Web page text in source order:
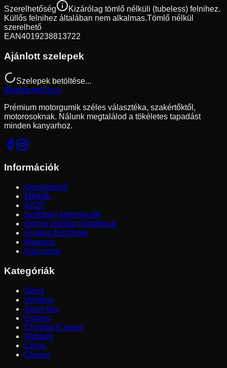
Szerelhetőség
Kizárólag tömlő nélküli (tubeless) felnihez.
Küllős felnihez általában nem alkalmas.Tömlő nélkül
szerelhető
EAN4019238813722
Ajánlott szelepek
Szelepek betöltése...
MotorgumiShop
Prémium motorgumik széles választéka, szakértőktől,
motorosoknak. Nálunk megtalálod a tökéletes tapadást
minden kanyarhoz.
Információk
Gumikereső
Márkák
ÁSZF
Szállítási Információk
Online elállási nyilatkozat
Gyakori Kérdések
Magazin
Kapcsolat
Kategóriák
Sport
Verseny
Sport túra
Enduro
Chopper/Cruiser
Robogó
Cross
Classic